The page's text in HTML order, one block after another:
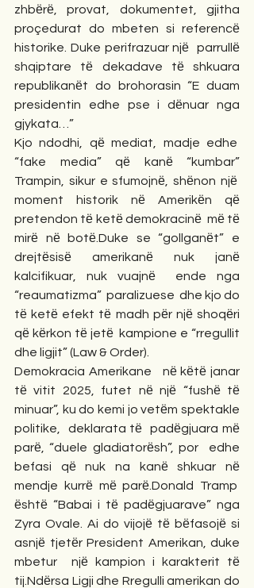
zhbёrё, provat, dokumentet, gjitha
proçedurat do mbeten si referencё
historike. Duke perifrazuar njё  parrullё
shqiptare tё dekadave tё shkuara
republikanёt do brohorasin “E duam
presidentin edhe pse i dёnuar nga
gjykata…”
Kjo ndodhi, qё mediat, madje edhe
“fake media” qё kanё “kumbar”
Trampin, sikur e sfumojnё, shёnon njё
moment historik nё Amerikёn qё
pretendon tё ketё demokracinё  mё tё
mirё nё botё.Duke se “gollganёt” e
drejtёsisё amerikanё nuk janё
kalcifikuar, nuk vuajnё  ende nga
“reaumatizma”  paralizuese  dhe kjo do
tё ketё efekt tё madh pёr njё shoqёri
qё kёrkon tё jetё  kampione e “rregullit
dhe ligjit” (Law & Order).
Demokracia Amerikane   nё kёtё janar
tё vitit 2025, futet nё njё “fushё tё
minuar”, ku do kemi jo vetёm spektakle
politike,  deklarata tё  padёgjuara mё
parё, “duele gladiatorёsh”, por  edhe
befasi qё nuk na kanё shkuar nё
mendje kurrё mё parё.Donald Tramp
ёshtё “Babai i tё padёgjuarave” nga
Zyra Ovale. Ai do vijojё tё bёfasojё si
asnjё tjetёr President Amerikan, duke
mbetur  njё kampion i karakterit tё
tij.Ndёrsa Ligji dhe Rregulli amerikan do